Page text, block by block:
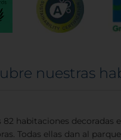
nuestras
82 habitaciones
Todas ellas dan al